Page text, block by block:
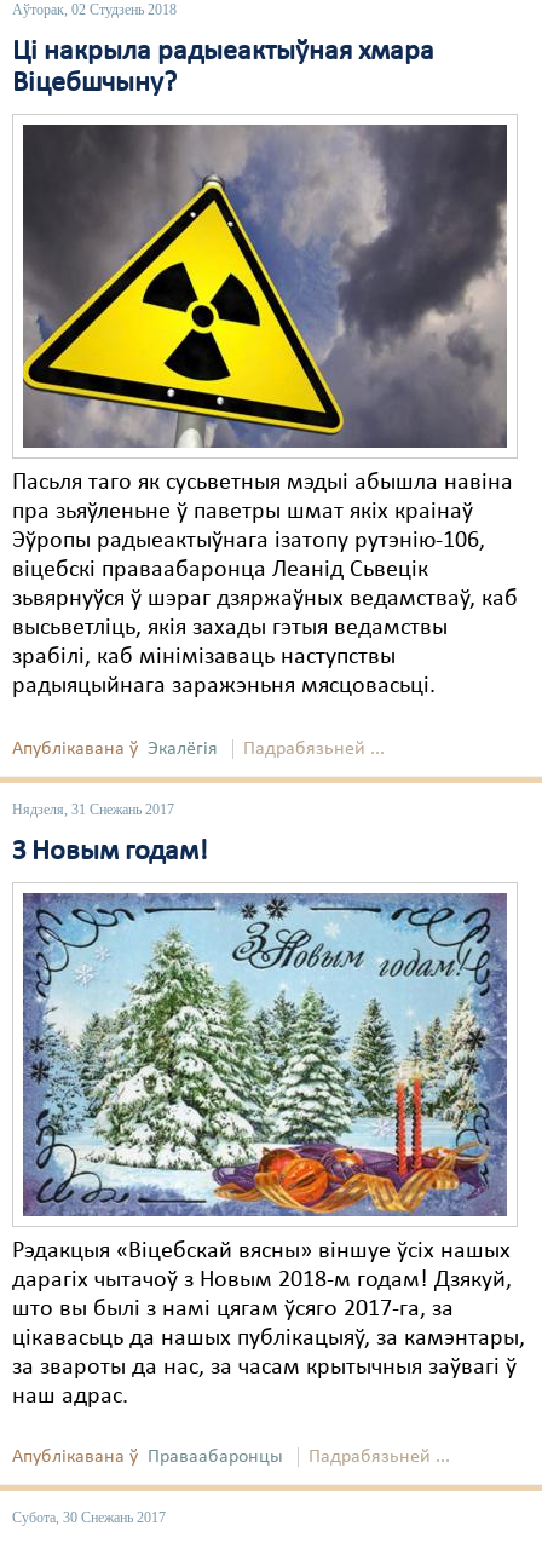
Аўторак, 02 Студзень 2018
Ці накрыла радыеактыўная хмара
Віцебшчыну?
Пасьля таго як сусьветныя мэдыі абышла навіна
пра зьяўленьне ў паветры шмат якіх краінаў
Эўропы радыеактыўнага ізатопу рутэнію-106,
віцебскі праваабаронца Леанід Сьвецік
зьвярнуўся ў шэраг дзяржаўных ведамстваў, каб
высьветліць, якія захады гэтыя ведамствы
зрабілі, каб мінімізаваць наступствы
радыяцыйнага заражэньня мясцовасьці.
Апублікавана ў Экалёгія Падрабязьней ...
Нядзеля, 31 Снежань 2017
З Новым годам!
Рэдакцыя «Віцебскай вясны» віншуе ўсіх нашых
дарагіх чытачоў з Новым 2018-м годам! Дзякуй,
што вы былі з намі цягам ўсяго 2017-га, за
цікавасьць да нашых публікацыяў, за камэнтары,
за звароты да нас, за часам крытычныя заўвагі ў
наш адрас.
Апублікавана ў Праваабаронцы Падрабязьней ...
Субота, 30 Снежань 2017